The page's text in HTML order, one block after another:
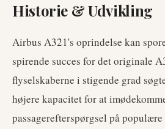
Historie & Udvikling
Airbus A321's oprindelse kan
spirende succes for det originale
flyselskaberne i stigende grad
højere kapacitet for at
passagerefterspørgsel på